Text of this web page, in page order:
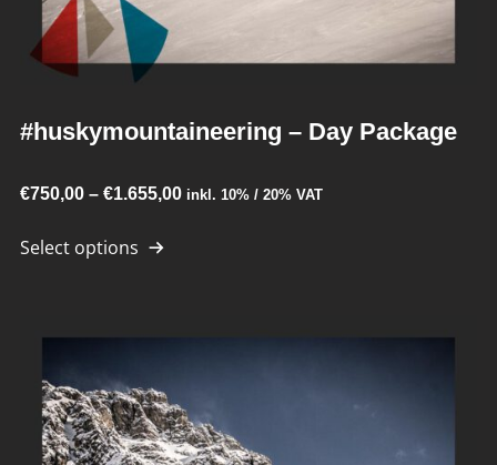
#huskymountaineering – Day Package
€750,00 – €1.655,00Price
inkl. 10% / 20% VAT
Select options
product
options
may